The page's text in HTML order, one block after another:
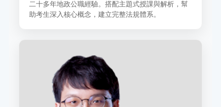
二十多年地政公職經驗。搭配主題式授課與解析，幫
助考生深入核心概念，建立完整法規體系。